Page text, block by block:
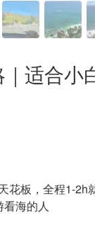
适合小
花板，全程1-2h
海的人